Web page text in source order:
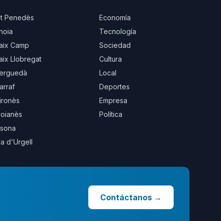
Penedès
Camp
Llobregat
d'Urgell
Economía
Tecnología
Sociedad
Cultura
Local
Deportes
Empresa
Política
Contáctanos →